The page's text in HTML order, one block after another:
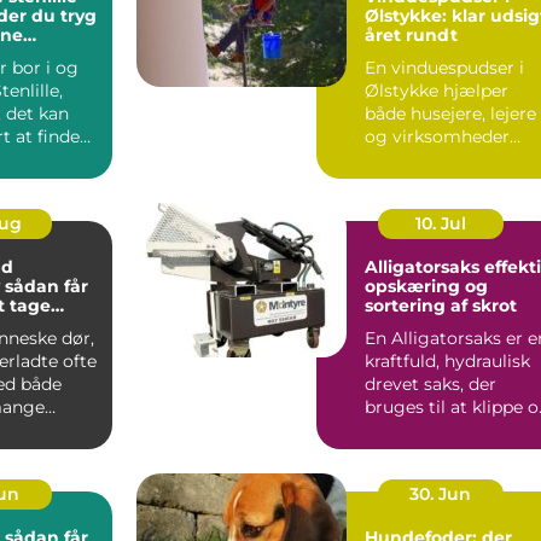
du tryg
bor i og
det kan
at finde
Ølstykke: klar
året rundt
En vinduespudser i
Ølstykke hjælper
både husejere, lejere
og virksomheder
tage
dør,
ofte
både
10. Jul
Alligatorsaks effektiv
opskæring og
sortering af skrot
En Alligatorsaks er
kraftfuld, hydraulisk
drevet saks, der
bruges til at klippe
30. Jun